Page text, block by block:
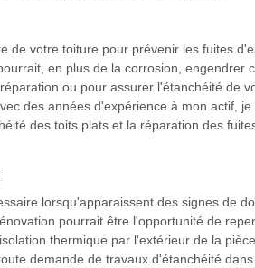
de votre toiture pour prévenir les fuites
en plus de la corrosion, engendrer
ou pour assurer l'étanchéité de
des années d'expérience à mon actif, je
des toits plats et la réparation des
lorsqu'apparaissent des signes de
pourrait être l'opportunité de
thermique par l'extérieur de la
demande de travaux d'étanchéité